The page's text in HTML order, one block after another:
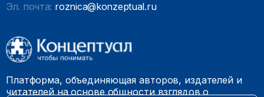
Эл. почта: roznica@konzeptual.ru
Платформа, объединяющая авторов, издателей и
читателей на основе общности взглядов о